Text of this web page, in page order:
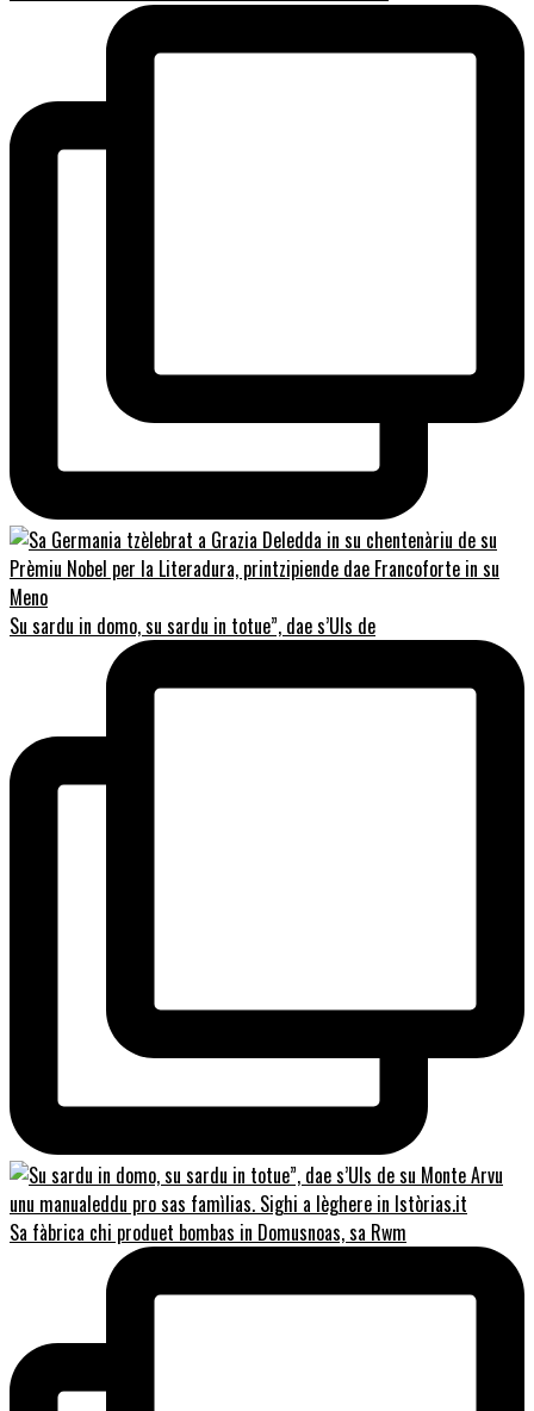
Su sardu in domo, su sardu in totue”, dae s’Uls de
Sa fàbrica chi produet bombas in Domusnoas, sa Rwm